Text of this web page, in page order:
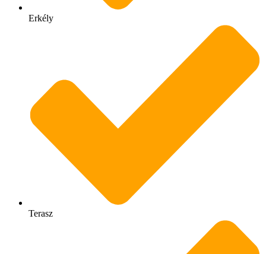
Erkély
Terasz